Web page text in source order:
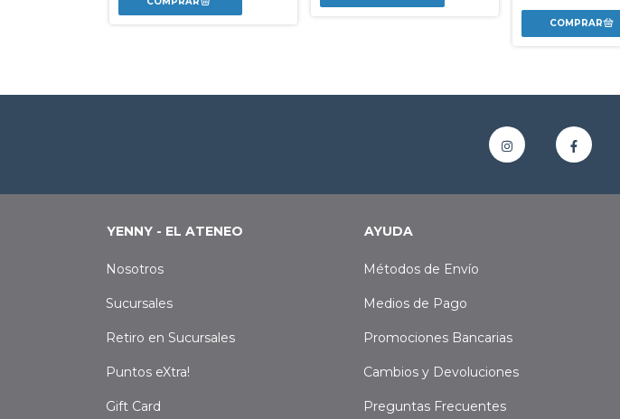
YENNY - EL ATENEO
Nosotros
Sucursales
Retiro en Sucursales
Puntos eXtra!
Gift Card
AYUDA
Métodos de Envío
Medios de Pago
Promociones Bancarias
Cambios y Devoluciones
Preguntas Frecuentes